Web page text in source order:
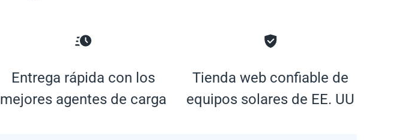
Entrega rápida con los
mejores agentes de carga
Tienda web confiable de
equipos solares de EE. UU